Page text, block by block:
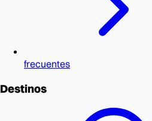
frecuentes
Destinos